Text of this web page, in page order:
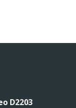
D2203